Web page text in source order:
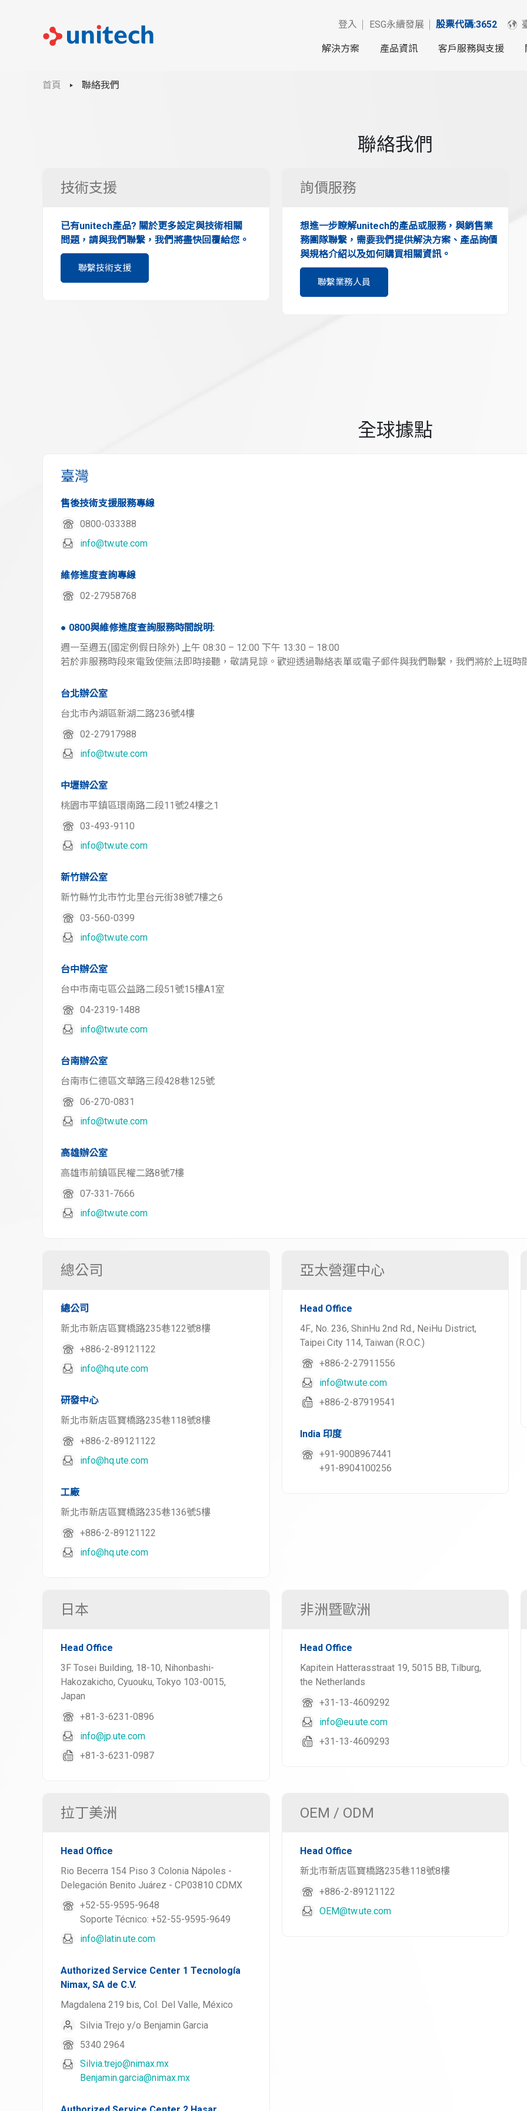
登入 ESG永續發展 股票代碼:3652
解決方案 產品資訊 客戶服務與支援
首頁 聯絡我們
聯絡我們
技術支援
已有unitech產品? 關於更多設定與技術相關
問題，請與我們聯繫，我們將盡快回覆給您。
聯繫技術支援
詢價服務
想進一步瞭解unitech的產品或服務，與銷售業
務團隊聯繫，需要我們提供解決方案、產品詢價
與規格介紹以及如何購買相關資訊。
聯繫業務人員
全球據點
臺灣
售後技術支援服務專線
0800-033388
info@tw.ute.com
維修進度查詢專線
02-27958768
● 0800與維修進度查詢服務時間說明:
週一至週五(國定例假日除外) 上午 08:30 – 12:00 下午 13:30 – 18:00
若於非服務時段來電致使無法即時接聽，敬請見諒。歡迎透過聯絡表單或電子郵件與我們聯繫，我們將於上班時
台北辦公室
台北市內湖區新湖二路236號4樓
02-27917988
info@tw.ute.com
中壢辦公室
桃園市平鎮區環南路二段11號24樓之1
03-493-9110
info@tw.ute.com
新竹辦公室
新竹縣竹北市竹北里台元街38號7樓之6
03-560-0399
info@tw.ute.com
台中辦公室
台中市南屯區公益路二段51號15樓A1室
04-2319-1488
info@tw.ute.com
台南辦公室
台南市仁德區文華路三段428巷125號
06-270-0831
info@tw.ute.com
高雄辦公室
高雄市前鎮區民權二路8號7樓
07-331-7666
info@tw.ute.com
總公司
總公司
新北市新店區寶橋路235巷122號8樓
+886-2-89121122
info@hq.ute.com
研發中心
新北市新店區寶橋路235巷118號8樓
+886-2-89121122
info@hq.ute.com
工廠
新北市新店區寶橋路235巷136號5樓
+886-2-89121122
info@hq.ute.com
亞太營運中心
Head Office
4F., No. 236, ShinHu 2nd Rd., NeiHu District,
Taipei City 114, Taiwan (R.O.C.)
+886-2-27911556
info@tw.ute.com
+886-2-87919541
India 印度
+91-9008967441
+91-8904100256
日本
Head Office
3F Tosei Building, 18-10, Nihonbashi-
Hakozakicho, Cyuouku, Tokyo 103-0015,
Japan
+81-3-6231-0896
info@jp.ute.com
+81-3-6231-0987
非洲暨歐洲
Head Office
Kapitein Hatterasstraat 19, 5015 BB, Tilburg,
the Netherlands
+31-13-4609292
info@eu.ute.com
+31-13-4609293
拉丁美洲
Head Office
Rio Becerra 154 Piso 3 Colonia Nápoles -
Delegación Benito Juárez - CP03810 CDMX
+52-55-9595-9648
Soporte Técnico: +52-55-9595-9649
info@latin.ute.com
Authorized Service Center 1 Tecnología
Nimax, SA de C.V.
Magdalena 219 bis, Col. Del Valle, México
Silvia Trejo y/o Benjamin Garcia
5340 2964
Silvia.trejo@nimax.mx
Benjamin.garcia@nimax.mx
OEM / ODM
Head Office
新北市新店區寶橋路235巷118號8樓
+886-2-89121122
OEM@tw.ute.com